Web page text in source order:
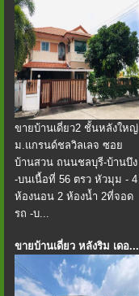
ขายบ้านเดี่ยว2 ชั้นหลังใหญ่
ม.แกรนด์​ชล​วิลเลจ ซอย
บ้านสวน ถนนชลบุรี​-บ้านบึง
-บน​เนื้อที่​ 56​ ตรว​ หัวมุม - 4​
ห้องนอน​ 2​ ห้องน้ำ​ 2ที่จอด
รถ -บ...
ขายบ้านเดี่ยว หลังริม เดอ...